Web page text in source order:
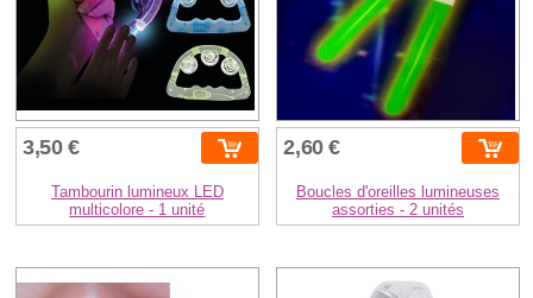
3,50 €
Tambourin lumineux LED
multicolore - 1 unité
2,60 €
Boucles d'oreilles lumineuses
assorties - 2 unités